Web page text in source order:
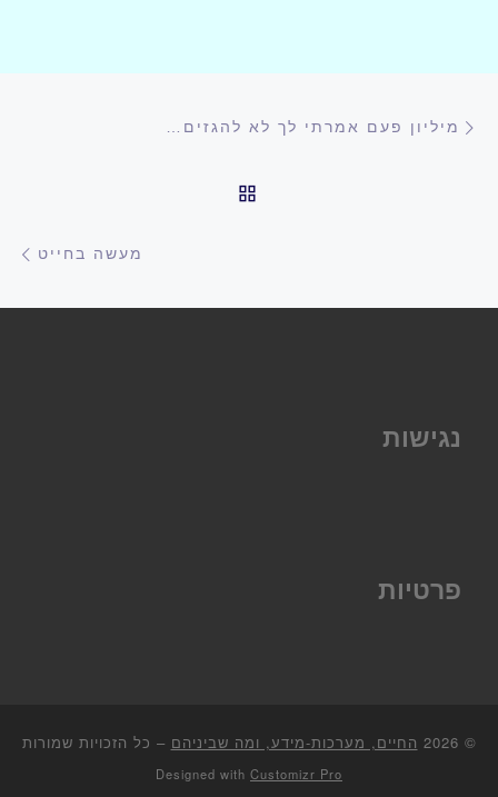
ניווט בפוסטים
מיליון פעם אמרתי לך לא להגזים…
מעשה בחייט
נגישות
פרטיות
© 2026 החיים, מערכות-מידע, ומה שביניהם – כל הזכויות שמורות
Designed with Customizr Pro